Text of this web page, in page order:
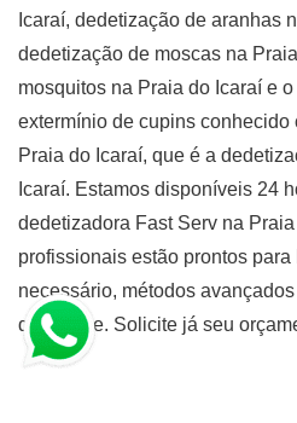
Icaraí, dedetização de aranhas
dedetização de moscas na
mosquitos na Praia do Icaraí e
extermínio de cupins
Praia do Icaraí, que é a
Icaraí. Estamos disponíveis 24
dedetizadora Fast Serv na
profissionais estão prontos
necessário, métodos
qualidade. Solicite já seu